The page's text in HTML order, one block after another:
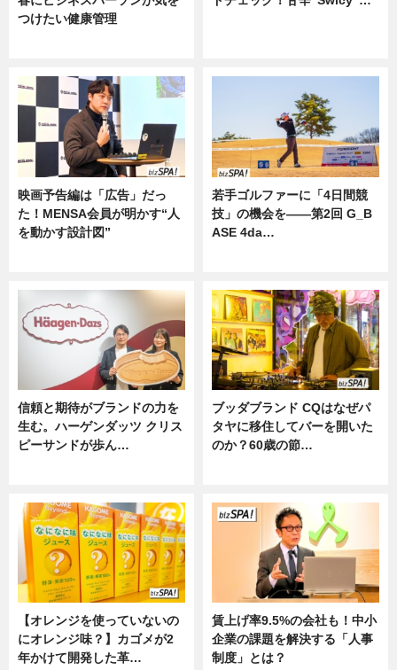
つけたい健康管理
映画予告編は「広告」だっ
た！MENSA会員が明かす“人
を動かす設計図”
若手ゴルファーに「4日間競
技」の機会を——第2回 G_B
ASE 4da…
信頼と期待がブランドの力を
生む。ハーゲンダッツ クリス
ピーサンドが歩ん…
ブッダブランド CQはなぜパ
タヤに移住してバーを開いた
のか？60歳の節…
【オレンジを使っていないの
にオレンジ味？】カゴメが2
年かけて開発した革…
賃上げ率9.5%の会社も！中小
企業の課題を解決する「人事
制度」とは？